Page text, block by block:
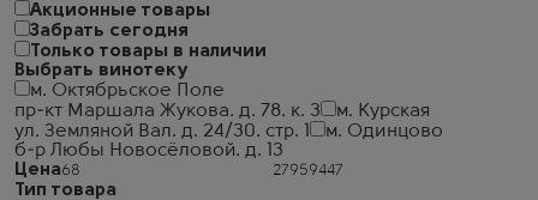
Акционные товары
Забрать сегодня
Только товары в наличии
Выбрать винотеку
м. Октябрьское Поле
пр-кт Маршала Жукова. д. 78. к. 3
м. Курская
ул. Земляной Вал. д. 24/30. стр. 1
м. Одинцово
б-р Любы Новосёловой. д. 13
Цена
Тип товара